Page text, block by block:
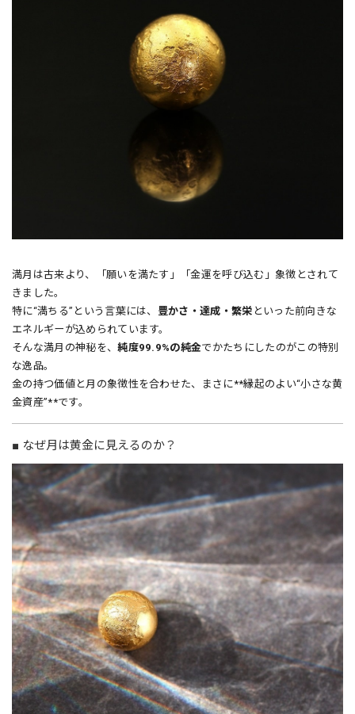
満月は古来より、「願いを満たす」「金運を呼び込む」象徴とされて
きました。
特に“満ちる”という言葉には、 豊かさ・達成・繁栄 といった前向きな
エネルギーが込められています。
そんな満月の神秘を、純度99.9%の純金でかたちにしたのがこの特別
な逸品。
金の持つ価値と月の象徴性を合わせた、まさに**縁起のよい“小さな黄
金資産”**です。
■ なぜ月は黄金に見えるのか？